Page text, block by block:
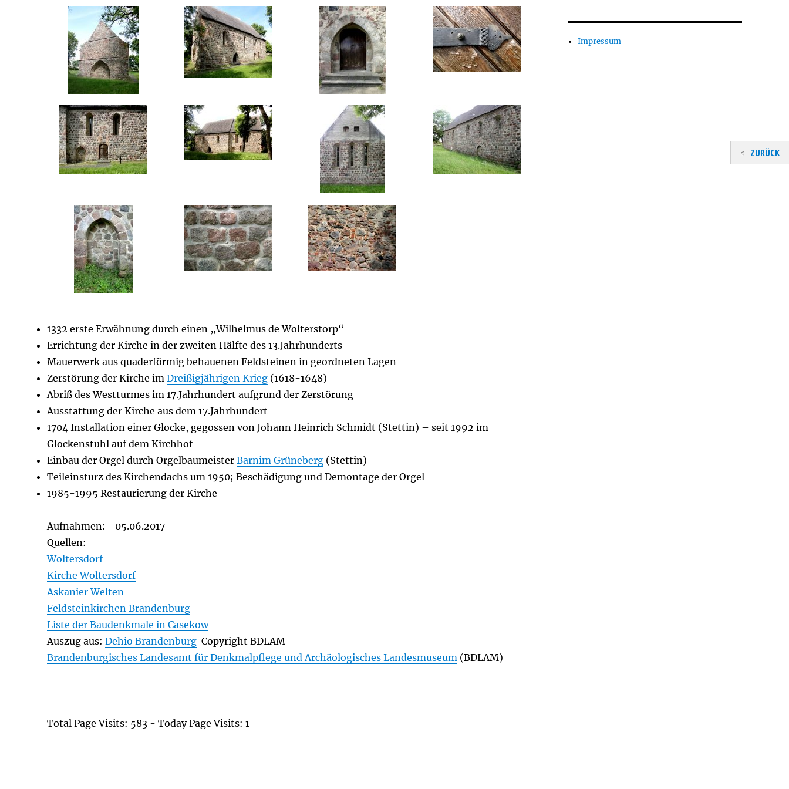
1332 erste Erwähnung durch einen „Wilhelmus de Wolterstorp“
Errichtung der Kirche in der zweiten Hälfte des 13.Jahrhunderts
Mauerwerk aus quaderförmig behauenen Feldsteinen in geordneten Lagen
Zerstörung der Kirche imDreißigjährigen Krieg (1618-1648)
Abriß des Westturmes im 17.Jahrhundert aufgrund der Zerstörung
Ausstattung der Kirche aus dem 17.Jahrhundert
1704 Installation einer Glocke, gegossen von Johann Heinrich Schmidt (Stettin) – seit 1992 im
Glockenstuhl auf dem Kirchhof
Einbau der Orgel durch OrgelbaumeisterBarnim Grüneberg (Stettin)
Teileinsturz des Kirchendachs um 1950; Beschädigung und Demontage der Orgel
1985-1995 Restaurierung der Kirche
Aufnahmen: 05.06.2017
Quellen:
Woltersdorf
Kirche Woltersdorf
Askanier Welten
Feldsteinkirchen Brandenburg
Liste der Baudenkmale in Casekow
Auszug aus:Dehio Brandenburg Copyright BDLAM
Brandenburgisches Landesamt für Denkmalpflege und Archäologisches Landesmuseum (BDLAM)
Total Page Visits: 583 - Today Page Visits: 1
Impressum
ZURÜCK